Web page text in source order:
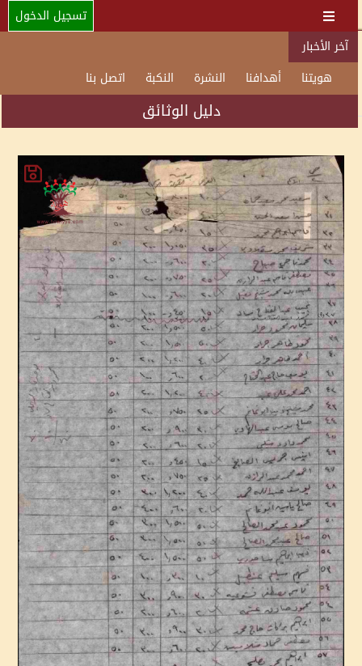
تسجيل الدخول
آخر الأخبار
هويتنا
أهدافنا النشرة النكبة اتصل بنا
دليل الوثائق